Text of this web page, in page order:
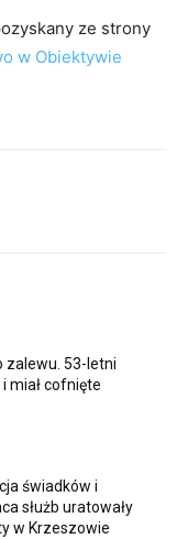
ze strony
w Obiektywie
zalewu. 53-letni
miał cofnięte
świadków i
służb uratowały
w Krzeszowie